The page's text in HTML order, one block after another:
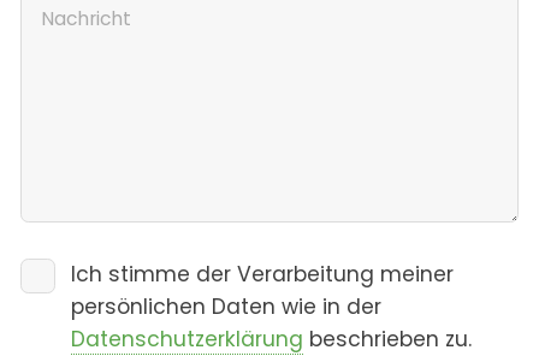
Ich stimme der Verarbeitung meiner
persönlichen Daten wie in der
Datenschutzerklärung beschrieben zu.